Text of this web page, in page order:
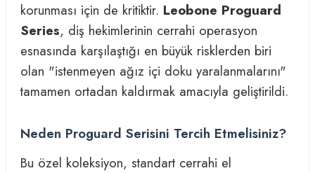
korunması için de kritiktir. Leobone Proguard
Series, diş hekimlerinin cerrahi operasyon
esnasında karşılaştığı en büyük risklerden biri
olan "istenmeyen ağız içi doku yaralanmalarını"
tamamen ortadan kaldırmak amacıyla geliştirildi.
Neden Proguard Serisini Tercih Etmelisiniz?
Bu özel koleksiyon, standart cerrahi el